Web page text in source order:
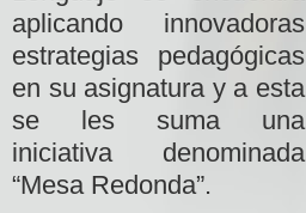
aplicando innovadoras
estrategias pedagógicas
en su asignatura y a esta
se les suma una
iniciativa denominada
“Mesa Redonda”.